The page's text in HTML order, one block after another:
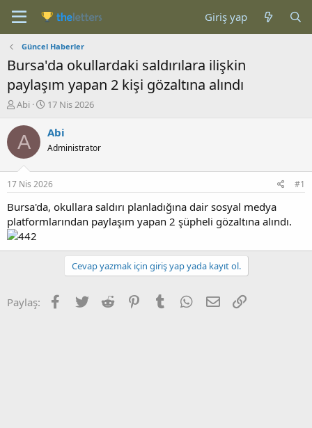
Giriş yap
Güncel Haberler
Bursa'da okullardaki saldırılara ilişkin
paylaşım yapan 2 kişi gözaltına alındı
K
n
b
u
u
b
a
l
a
t
Abi
B
ş
a
g
ı
ç
t
a
i
17 Nis 2026
A Abi
Administrator
17 Nis 2026 #1
Bursa'da, okullara saldırı planladığına dair sosyal medya
platformlarından paylaşım yapan 2 şüpheli gözaltına alındı.
Cevap yazmak için giriş yap yada kayıt ol.
Paylaş: Facebook
Twitter Reddit PinterestTumblr WhatsApp
E-posta